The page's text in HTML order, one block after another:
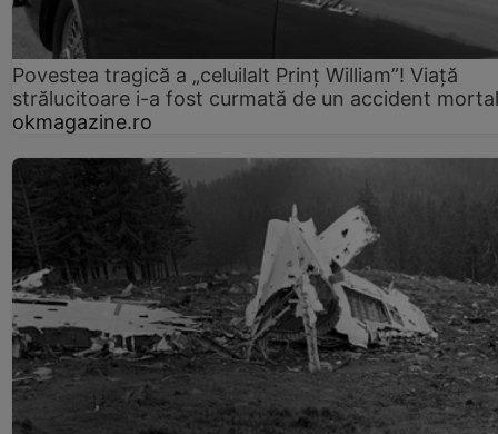
Povestea tragică a „celuilalt Prinț William”! Viață
strălucitoare i-a fost curmată de un accident mortal
okmagazine.ro